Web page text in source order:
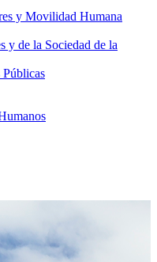
y Movilidad Humana
y de la Sociedad de la
Públicas